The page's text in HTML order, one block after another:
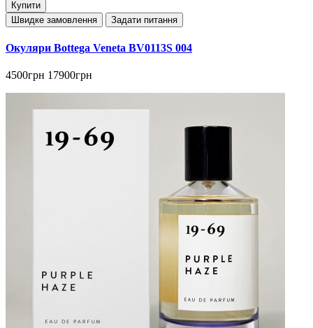
Купити
Швидке замовлення
Задати питання
Окуляри Bottega Veneta BV0113S 004
4500грн 17900грн